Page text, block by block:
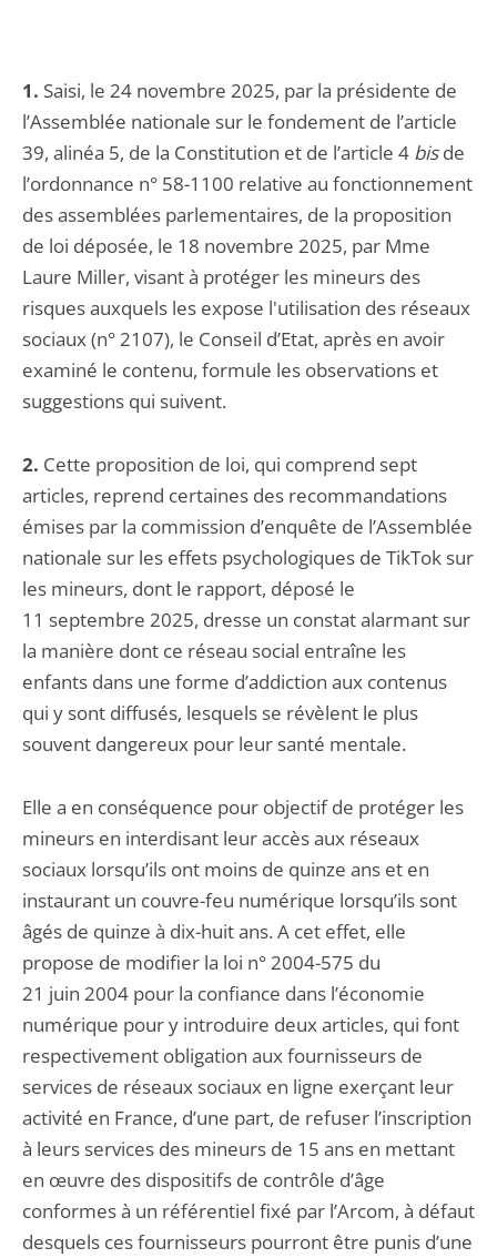
1. Saisi, le 24 novembre 2025, par la présidente de
l’Assemblée nationale sur le fondement de l’article
39, alinéa 5, de la Constitution et de l’article 4 bisde
l’ordonnance n° 58-1100 relative au fonctionnement
des assemblées parlementaires, de la proposition
de loi déposée, le 18 novembre 2025, par Mme
Laure Miller, visant à protéger les mineurs des
risques auxquels les expose l'utilisation des réseaux
sociaux (n° 2107), le Conseil d’Etat, après en avoir
examiné le contenu, formule les observations et
suggestions qui suivent.
2. Cette proposition de loi, qui comprend sept
articles, reprend certaines des recommandations
émises par la commission d’enquête de l’Assemblée
nationale sur les effets psychologiques de TikTok sur
les mineurs, dont le rapport, déposé le
11 septembre 2025, dresse un constat alarmant sur
la manière dont ce réseau social entraîne les
enfants dans une forme d’addiction aux contenus
qui y sont diffusés, lesquels se révèlent le plus
souvent dangereux pour leur santé mentale.
Elle a en conséquence pour objectif de protéger les
mineurs en interdisant leur accès aux réseaux
sociaux lorsqu’ils ont moins de quinze ans et en
instaurant un couvre-feu numérique lorsqu’ils sont
âgés de quinze à dix-huit ans. A cet effet, elle
propose de modifier la loi n° 2004-575 du
21 juin 2004 pour la confiance dans l’économie
numérique pour y introduire deux articles, qui font
respectivement obligation aux fournisseurs de
services de réseaux sociaux en ligne exerçant leur
activité en France, d’une part, de refuser l’inscription
à leurs services des mineurs de 15 ans en mettant
en œuvre des dispositifs de contrôle d’âge
conformes à un référentiel fixé par l’Arcom, à défaut
desquels ces fournisseurs pourront être punis d’une